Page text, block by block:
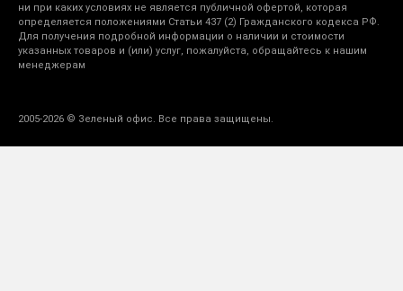
ни при каких условиях не является публичной офертой, которая
определяется положениями Статьи 437 (2) Гражданского кодекса РФ.
Для получения подробной информации о наличии и стоимости
указанных товаров и (или) услуг, пожалуйста, обращайтесь к нашим
менеджерам
2005-2026 © Зеленый офис. Все права защищены.